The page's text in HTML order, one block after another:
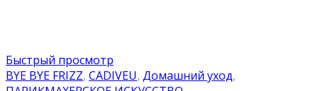
Быстрый просмотр
BYE BYE FRIZZ, CADIVEU, Домашний уход,